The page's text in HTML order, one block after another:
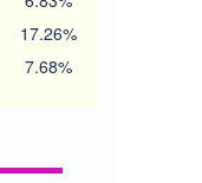
17.26%
7.68%